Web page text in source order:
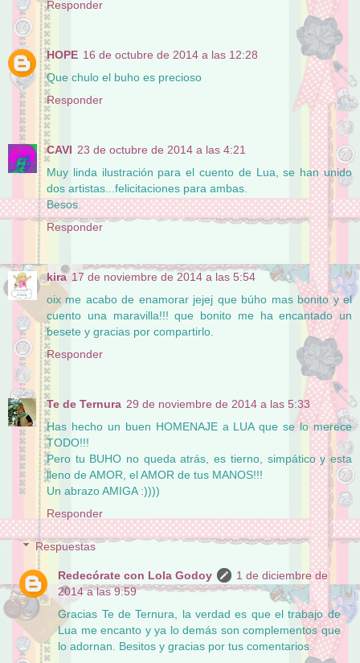
Responder
HOPE 16 de octubre de 2014 a las 12:28
Que chulo el buho es precioso
Responder
CAVI 23 de octubre de 2014 a las 4:21
Muy linda ilustración para el cuento de Lua, se han unido
dos artistas...felicitaciones para ambas.
Besos.
Responder
kira 17 de noviembre de 2014 a las 5:54
oix me acabo de enamorar jejej que búho mas bonito y el
cuento una maravilla!!! que bonito me ha encantado un
besete y gracias por compartirlo.
Responder
Te de Ternura 29 de noviembre de 2014 a las 5:33
Has hecho un buen HOMENAJE a LUA que se lo merece
TODO!!!
Pero tu BUHO no queda atrás, es tierno, simpático y esta
lleno de AMOR, el AMOR de tus MANOS!!!
Un abrazo AMIGA :))))
Responder
Respuestas
Redecórate con Lola Godoy
1 de diciembre de
2014 a las 9:59
Gracias Te de Ternura, la verdad es que el trabajo de
Lua me encanto y ya lo demás son complementos que
lo adornan. Besitos y gracias por tus comentarios.